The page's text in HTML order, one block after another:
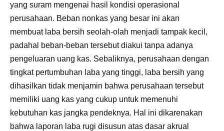
yang suram mengenai hasil kondisi operasional
perusahaan. Beban nonkas yang besar ini akan
membuat laba bersih seolah-olah menjadi tampak kecil,
padahal beban-beban tersebut diakui tanpa adanya
pengeluaran uang kas. Sebaliknya, perusahaan dengan
tingkat pertumbuhan laba yang tinggi, laba bersih yang
dihasilkan tidak menjamin bahwa perusahaan tersebut
memiliki uang kas yang cukup untuk memenuhi
kebutuhan kas jangka pendeknya. Hal ini dikarenakan
bahwa laporan laba rugi disusun atas dasar akrual